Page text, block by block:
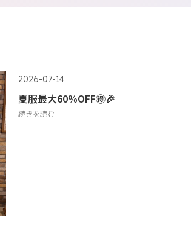
2026-07-14
夏服最大60%OFF🉐🎉
続きを読む